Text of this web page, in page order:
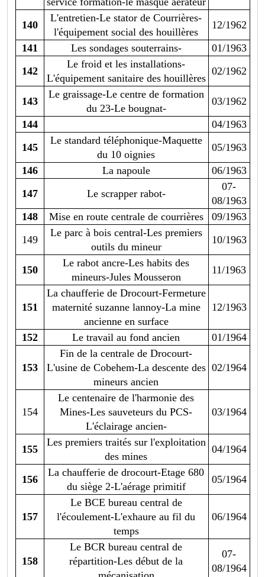
140
L'entretien-Le stator de Courrières-
l'équipement social des houillères
12/1962
141
Les sondages souterrains-
01/1963
142
Le froid et les installations-
L'équipement sanitaire des houillères
02/1962
143
Le graissage-Le centre de formation
du 23-Le bougnat-
03/1962
144
04/1963
145
Le standard téléphonique-Maquette
du 10 oignies
05/1963
146
La napoule
06/1963
147
Le scrapper rabot-
07-
08/1963
148
Mise en route centrale de courrières
09/1963
149
Le parc à bois central-Les premiers
outils du mineur
10/1963
150
Le rabot ancre-Les habits des
mineurs-Jules Mousseron
11/1963
151
La chaufferie de Drocourt-Fermeture
maternité suzanne lannoy-La mine
ancienne en surface
12/1963
152 Le travail au fond ancien 01/1964
153
Fin de la centrale de Drocourt-
L'usine de Cobehem-La descente des
mineurs ancien
02/1964
154
Le centenaire de l'harmonie des
Mines-Les sauveteurs du PCS-
L'éclairage ancien-
03/1964
155
Les premiers traités sur l'exploitation
des mines
04/1964
156
La chaufferie de drocourt-Etage 680
du siège 2-L'aérage primitif
05/1964
157
Le BCE bureau central de
l'écoulement-L'exhaure au fil du
temps
06/1964
158
Le BCR bureau central de
répartition-Les début de la
07-
08/1964